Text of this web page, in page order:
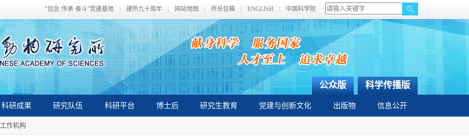
"信念·传承·奋斗"党建基地 建所九十周年 网站地图 所长信箱 ENGLISH 中国科学院
科学传播版
公众版
科研成果 研究队伍 科研平台 博士后 研究生教育 党建与创新文化 出版物 信息公开
工作机构